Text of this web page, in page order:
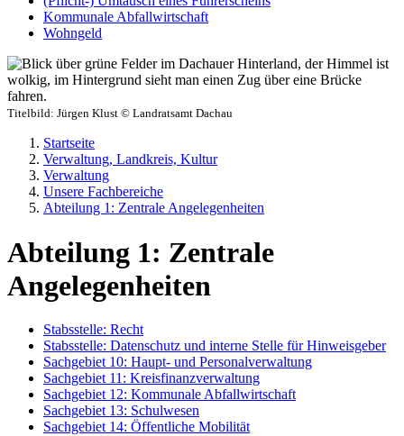
Kommunale Abfallwirtschaft
Wohngeld
Titelbild: Jürgen Klust © Landratsamt Dachau
Startseite
Verwaltung, Landkreis, Kultur
Verwaltung
Unsere Fachbereiche
Abteilung 1: Zentrale Angelegenheiten
Abteilung 1: Zentrale
Angelegenheiten
Stabsstelle: Recht
Stabsstelle: Datenschutz und interne Stelle für Hinweisgeber
Sachgebiet 10: Haupt- und Personalverwaltung
Sachgebiet 11: Kreisfinanzverwaltung
Sachgebiet 12: Kommunale Abfallwirtschaft
Sachgebiet 13: Schulwesen
Sachgebiet 14: Öffentliche Mobilität